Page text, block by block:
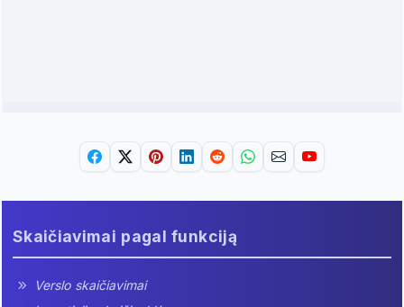
Skaičiavimai pagal funkciją
Verslo skaičiavimai